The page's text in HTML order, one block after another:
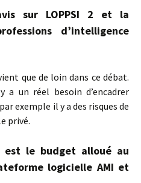
sur LOPPSI 2 et la
d’intelligence
que de loin dans ce débat.
a un réel besoin d’encadrer
exemple il y a des risques de
privé.
le budget alloué au
logicielle AMI et